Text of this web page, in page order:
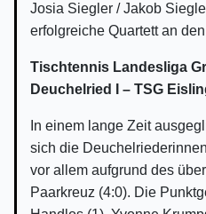
Josia Siegler / Jakob
erfolgreiche Quartett an
Tischtennis Landesliga
Deuchelried I – TSG
In einem lange Zeit
sich die
vor allem aufgrund des
Paarkreuz (4:0). Die